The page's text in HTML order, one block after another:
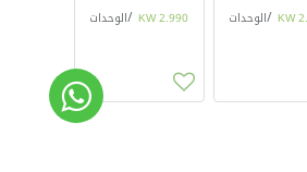
KW
/الوحدات 2.990
KW
/الوحدات